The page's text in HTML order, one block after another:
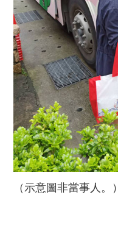
（示意圖非當事人。）